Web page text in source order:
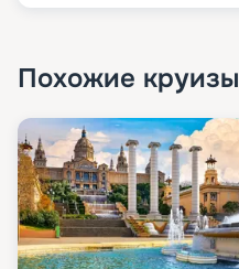
Похожие круизы